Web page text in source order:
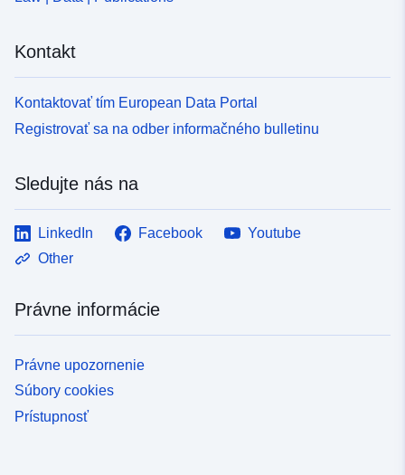
Kontakt
Kontaktovať tím European Data Portal
Registrovať sa na odber informačného bulletinu
Sledujte nás na
LinkedIn Facebook
Youtube
Other
Právne informácie
Právne upozornenie
Súbory cookies
Prístupnosť